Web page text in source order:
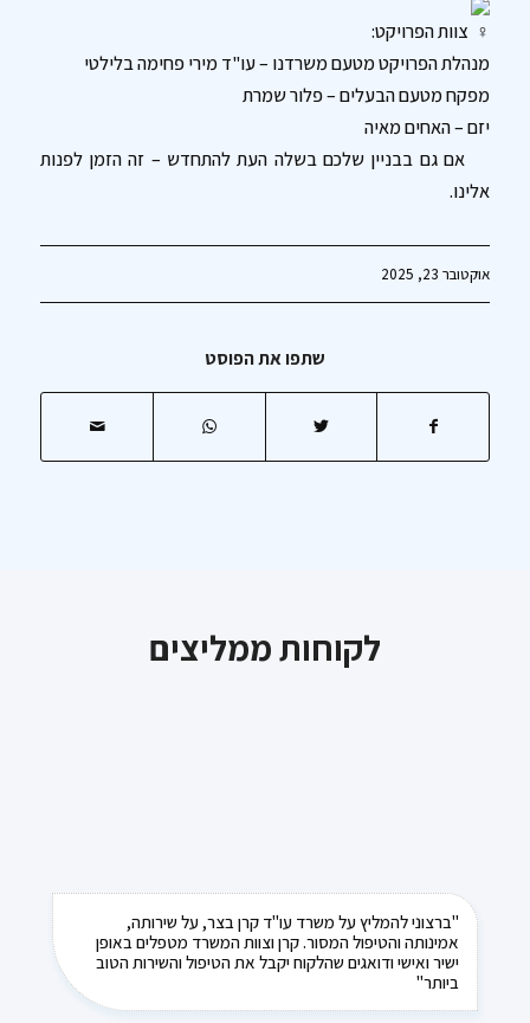
צוות הפרויקט:
מנהלת הפרויקט מטעם משרדנו – עו"ד מירי פחימה בלילטי
מפקח מטעם הבעלים – פלור שמרת
יזם – האחים מאיה
אם גם בבניין שלכם בשלה העת להתחדש – זה הזמן לפנות
אלינו.
אוקטובר 23, 2025
שתפו את הפוסט
לקוחות ממליצים
"ברצוני להמליץ על משרד עו"ד קרן בצר, על שירותה,
אמינותה והטיפול המסור. קרן וצוות המשרד מטפלים באופן
ישיר ואישי ודואגים שהלקוח יקבל את הטיפול והשירות הטוב
ביותר"